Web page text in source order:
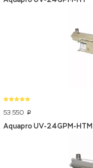
53 550 p
Aquapro UV-24GPM-HTM